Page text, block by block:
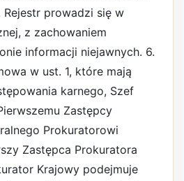
Rejestr prowadzi się w
z zachowaniem
informacji niejawnych. 6.
w ust. 1, które mają
karnego, Szef
Zastępcy
Prokuratorowi
Zastępca Prokuratora
Krajowy podejmuje